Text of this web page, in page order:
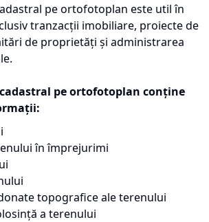
pe ortofotoplan este util în
tranzacții imobiliare, proiecte de
de proprietăți și administrarea
pe ortofotoplan conține
în împrejurimi
topografice ale terenului
a terenului